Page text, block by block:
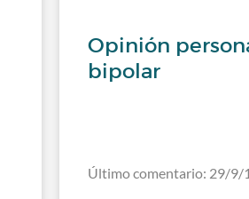
Opinión
bipolar
Último comentario: 29/9/